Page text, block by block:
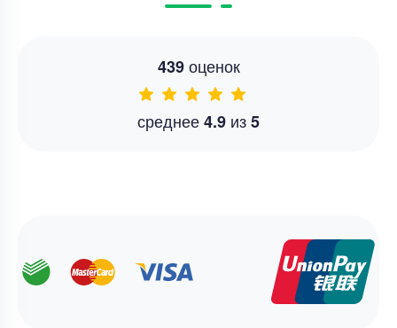
439оценок
среднее4.9 из5